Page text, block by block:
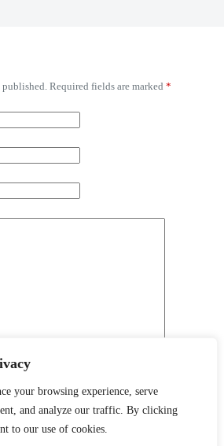
your browsing experience, serve
and analyze our traffic. By clicking
to our use of cookies.
published. Required fields are marked *
website in this browser for the